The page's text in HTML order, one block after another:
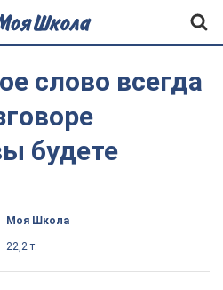
слово всегда
будете
Моя Школа
22,2 т.